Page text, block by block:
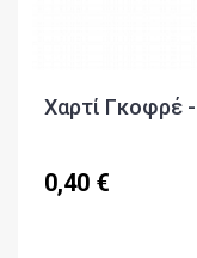
Χαρτί Γκοφρέ
0,40 €